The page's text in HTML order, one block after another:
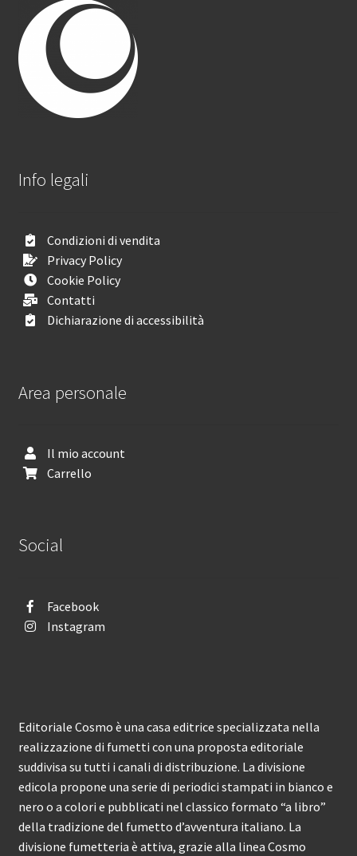
Info legali
Condizioni di vendita
Privacy Policy
Cookie Policy
Contatti
Dichiarazione di accessibilità
Area personale
Il mio account
Carrello
Social
Facebook
Instagram
Editoriale Cosmo è una casa editrice specializzata nella
realizzazione di fumetti con una proposta editoriale
suddivisa su tutti i canali di distribuzione. La divisione
edicola propone una serie di periodici stampati in bianco e
nero o a colori e pubblicati nel classico formato “a libro”
della tradizione del fumetto d’avventura italiano. La
divisione fumetteria è attiva, grazie alla linea Cosmo